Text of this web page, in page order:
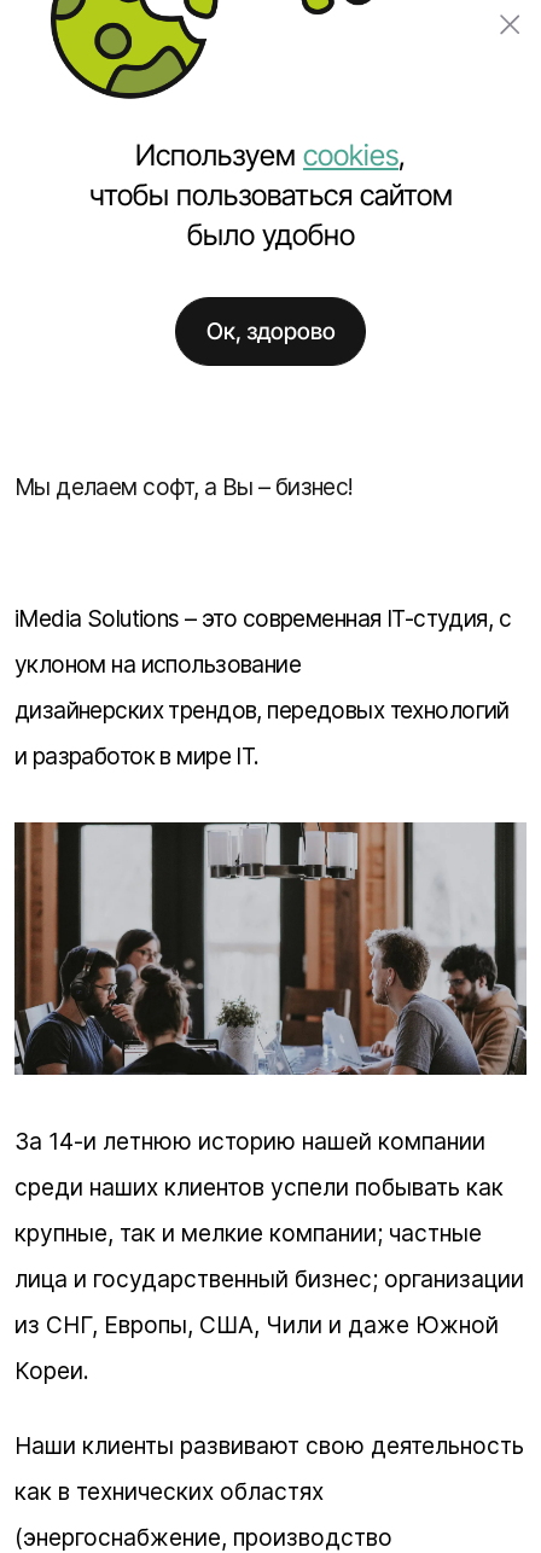
Мы делаем софт, а Вы – бизнес!
iMedia Solutions – это современная IT-студия, с
уклоном на использование
дизайнерских трендов, передовых технологий
и разработок в мире IT.
За 14-и летнюю историю нашей компании
среди наших клиентов успели побывать как
крупные, так и мелкие компании; частные
лица и государственный бизнес; организации
из СНГ, Европы, США, Чили и даже Южной
Кореи.
Наши клиенты развивают свою деятельность
как в технических областях
(энергоснабжение, производство
Используем cookies,
чтобы пользоваться сайтом
было удобно
Ок, здорово